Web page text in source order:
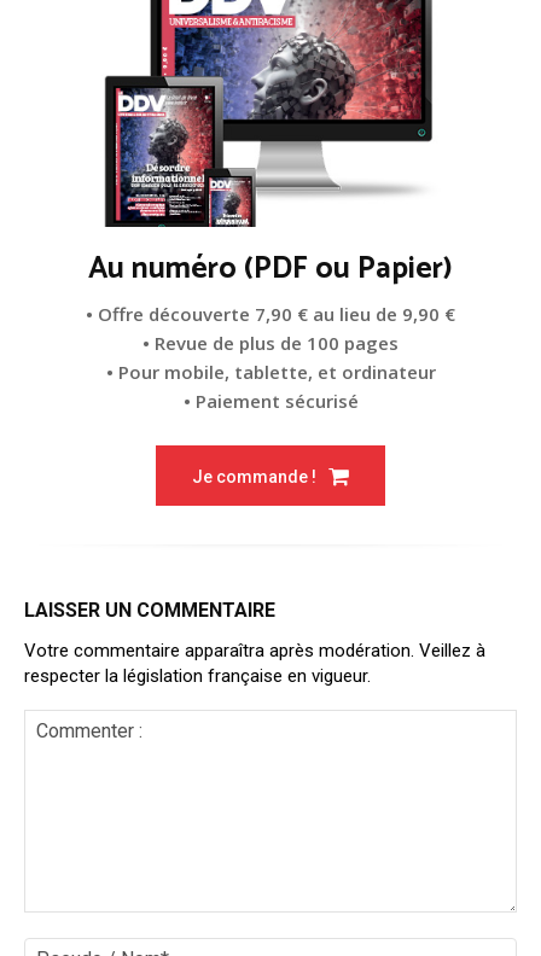
Au numéro (PDF ou Papier)
• Offre découverte 7,90 € au lieu de 9,90 €
• Revue de plus de 100 pages
• Pour mobile, tablette, et ordinateur
• Paiement sécurisé
Je commande !
LAISSER UN COMMENTAIRE
Votre commentaire apparaîtra après modération. Veillez à
respecter la législation française en vigueur.